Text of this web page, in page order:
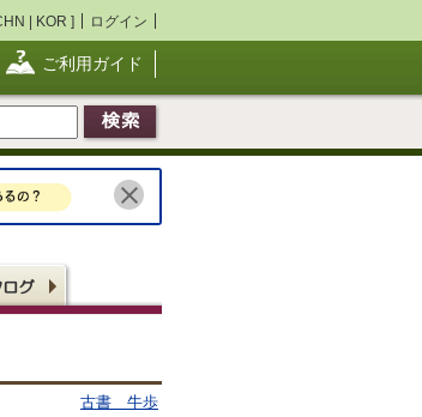
| KOR ] ログイン
ご利用ガイド
古書 牛歩